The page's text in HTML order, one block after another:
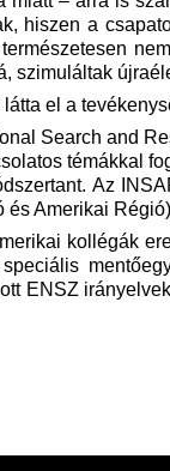
hiszen a
szimuláltak
el a
Search and
témákkal
Az
és Amerikai
kollégák
ENSZ